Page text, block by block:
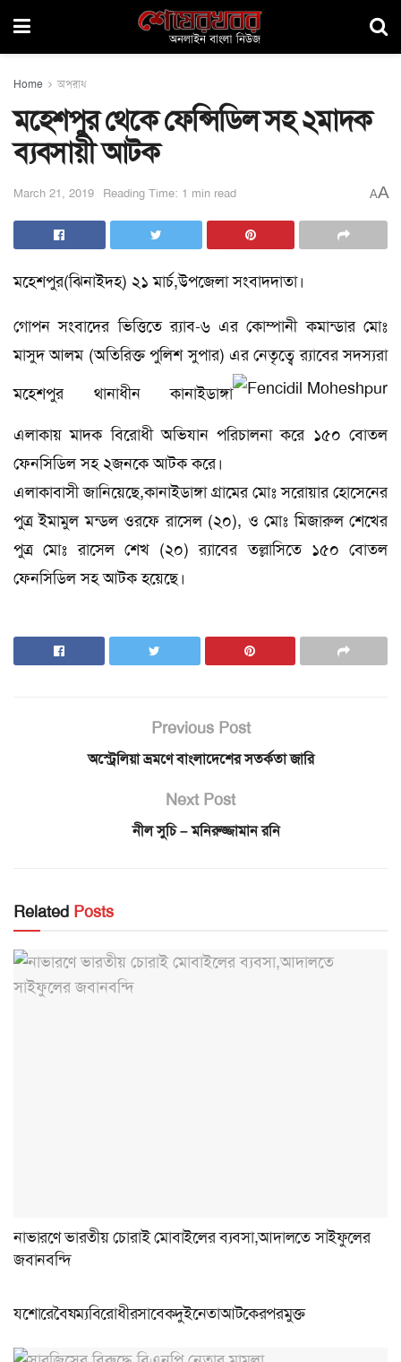
Home অপরাধ
মহেশপুর থেকে ফেন্সিডিল সহ ২মাদক
ব্যবসায়ী আটক
March 21, 2019 Reading Time: 1 min read AA
মহেশপুর(ঝিনাইদহ) ২১ মার্চ,উপজেলা সংবাদদাতা।
গোপন সংবাদের ভিত্তিতে র‌্যাব-৬ এর কোম্পানী কমান্ডার মোঃ
মাসুদ আলম (অতিরিক্ত পুলিশ সুপার) এর নেতৃত্বে র‌্যাবের সদস্যরা
মহেশপুর থানাধীন কানাইডাঙ্গা
এলাকায় মাদক বিরোধী অভিযান পরিচালনা করে ১৫০ বোতল
ফেনসিডিল সহ ২জনকে আটক করে।
এলাকাবাসী জানিয়েছে,কানাইডাঙ্গা গ্রামের মোঃ সরোয়ার হোসেনের
পুত্র ইমামুল মন্ডল ওরফে রাসেল (২০), ও মোঃ মিজারুল শেখের
পুত্র মোঃ রাসেল শেখ (২০) র‌্যাবের তল্লাসিতে ১৫০ বোতল
ফেনসিডিল সহ আটক হয়েছে।
Previous Post
অস্ট্রেলিয়া ভ্রমণে বাংলাদেশের সতর্কতা জারি
Next Post
নীল সুচি – মনিরুজ্জামান রনি
Related Posts
নাভারণে ভারতীয় চোরাই মোবাইলের ব্যবসা,আদালতে সাইফুলের
জবানবন্দি
যশোরেবৈষম্যবিরোধীরসাবেকদুইনেতাআটকেরপরমুক্ত